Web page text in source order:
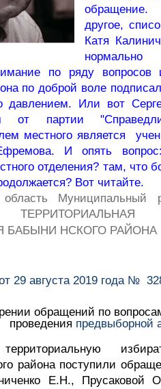
обращение.
другое,
Катя
нормально
по ряду
по доброй воле
давлением. Или вот
от партии
местного является
И опять вопрос:
отделения? там, что
Вот читайте.
область Муниципальный
ТЕРРИТОРИАЛЬНАЯ
БАБЫНИ НСКОГО РАЙОНА
29 августа 2019 года №
обращений по
проведения предвыборной
района поступили
Е.Н., Прусаковой